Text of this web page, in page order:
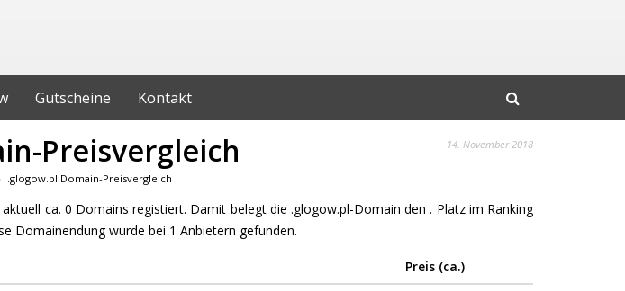
Gutscheine Kontakt
14. November 2018
Preisvergleich
.glogow.pl Domain-Preisvergleich
aktuell ca. 0 Domains registiert. Damit belegt die .glogow.pl-Domain den . Platz im Ranking
Domainendung wurde bei 1 Anbietern gefunden.
Preis (ca.)